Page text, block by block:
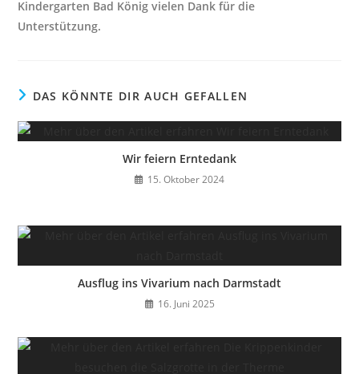
Kindergarten Bad König vielen Dank für die
Unterstützung.
DAS KÖNNTE DIR AUCH GEFALLEN
Wir feiern Erntedank
15. Oktober 2024
Ausflug ins Vivarium nach Darmstadt
16. Juni 2025